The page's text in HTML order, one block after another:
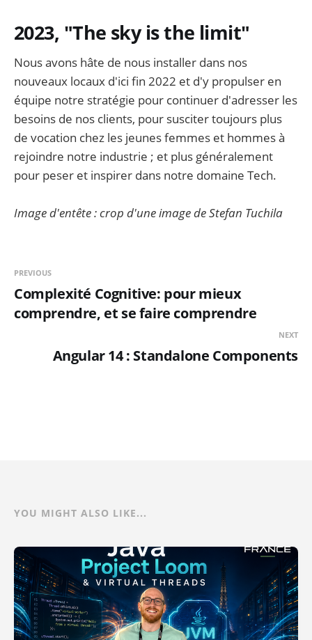
2023, "The sky is the limit"
Nous avons hâte de nous installer dans nos
nouveaux locaux d'ici fin 2022 et d'y propulser en
équipe notre stratégie pour continuer d'adresser les
besoins de nos clients, pour susciter toujours plus
de vocation chez les jeunes femmes et hommes à
rejoindre notre industrie ; et plus généralement
pour peser et inspirer dans notre domaine Tech.
Image d'entête : crop d'une image de Stefan Tuchila
PREVIOUS
Complexité Cognitive: pour mieux
comprendre, et se faire comprendre
NEXT
Angular 14 : Standalone Components
YOU MIGHT ALSO LIKE...